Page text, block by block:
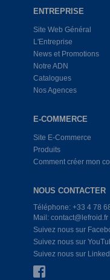
ENTREPRISE
Site Web Général
L'Entreprise
News et Promotions
Notre ADN
Catalogues
Nos Agences
E-COMMERCE
Site E-Commerce
Produits
Comment créer mon
NOUS CONTACTER
Téléphone: +33 4 78
Mail: contact@lefroid.fr
Suivez nous sur
Suivez nous sur
Suivez nous sur